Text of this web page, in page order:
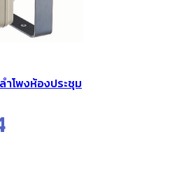
ลำโพงห้องประชุม